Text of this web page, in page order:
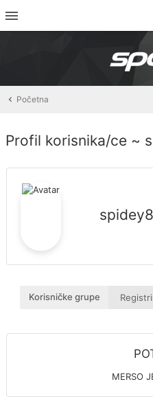
Početna
Profil korisnika/ce ~
Korisničke grupe
MERSO